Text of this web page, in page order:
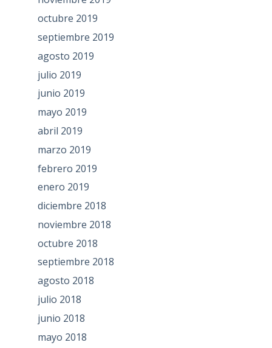
octubre 2019
septiembre 2019
agosto 2019
julio 2019
junio 2019
mayo 2019
abril 2019
marzo 2019
febrero 2019
enero 2019
diciembre 2018
noviembre 2018
octubre 2018
septiembre 2018
agosto 2018
julio 2018
junio 2018
mayo 2018